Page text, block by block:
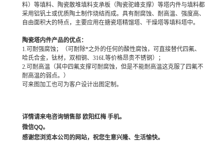
料）等填料、
陶瓷散堆填料支承板（陶瓷驼峰支撑）等塔内件与填料都
采用铝钒土或优质陶土制作烧结而成。具有耐腐蚀、耐高温、强度高、
自由面积大的特点，主要应用在搪瓷塔精馏塔、干燥塔等填料塔中。
陶瓷塔内件产品的优点：
1.可耐强腐蚀；（可耐除*之外的任何的酸性腐蚀，可直接替代四氟、
哈氏合金，钛材，双相钢、316L等价格昂贵不锈钢）；
2.可耐高温（其中四氟支撑可耐腐蚀，但是不能耐高温这克服了四氟不
耐高温的弱点。）
可来图加工也可为客户设计出图定制。
详情请来电咨询销售部 欧阳红梅 手机。
微信QQ。
感谢您浏览本公司的网站，祝您生意兴隆、生活愉快。